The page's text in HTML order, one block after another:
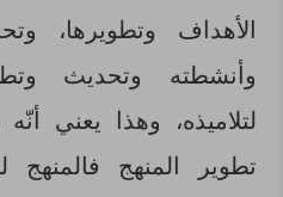
الأهداف وتطويرها،
وأنشطته وتحديث
لتلاميذه، وهذا يعني
تطوير المنهج